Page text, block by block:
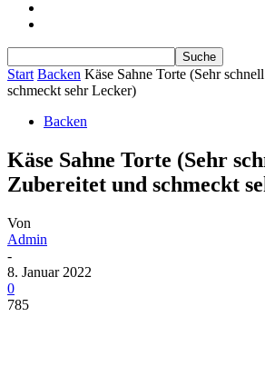
Start Backen Käse Sahne Torte (Sehr
schmeckt sehr Lecker)
Backen
Käse Sahne Torte (Sehr
Zubereitet und schmeckt
Von
Admin
-
8. Januar 2022
0
785